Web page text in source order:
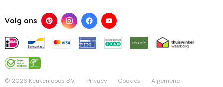
Volg ons
© 2026 Keukenloods B.V. Privacy Cookies
Algemene